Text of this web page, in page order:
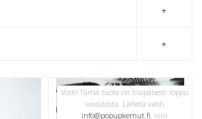
Voih! Tämä tuote on tilapäisesti loppu
varastosta. Lähetä viesti
info@popupkemut.fi, niin